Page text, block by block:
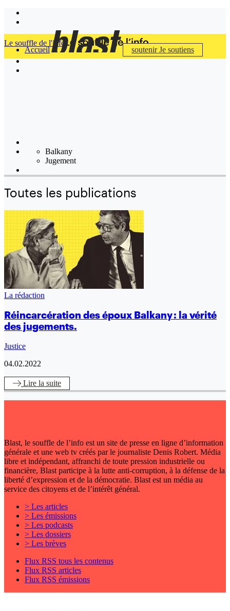
Accueil soutenirJe soutiens
Le souffle de l'info
Balkany
Jugement
Toutes les publications
La rédaction
Réincarcération des époux Balkany : la vérité
des jugements.
Justice
04.02.2022
Lire la suite
Blast, le souffle de l’info est un site de presse en ligne d’information
générale et une web tv créés par le journaliste Denis Robert. Média
libre et indépendant, affranchi de toute pression industrielle ou
financière, Blast participe à la lutte anti-corruption, à la défense de la
liberté d’expression et de la démocratie. Blast est un média au
service des citoyens et de l’intérêt général.
> Les articles
> Les émissions
> Les podcasts
> Les dossiers
> Les brèves
Flux RSS tous les contenus
Flux RSS articles
Flux RSS émissions